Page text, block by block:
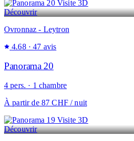
Visite 3D
Découvrir
Ovronnaz - Leytron
4.68 · 47 avis
Panorama 20
4 pers. · 1 chambre
À partir de87 CHF/ nuit
Visite 3D
Découvrir